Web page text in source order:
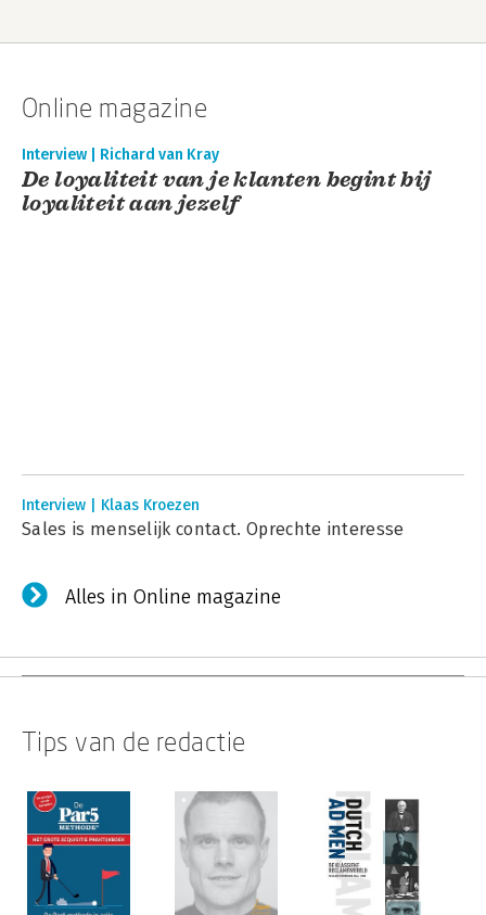
Online magazine
Interview | Richard van Kray
De loyaliteit van je klanten begint bij
loyaliteit aan jezelf
Interview | Klaas Kroezen
Sales is menselijk contact. Oprechte interesse
Alles in Online magazine
Tips van de redactie